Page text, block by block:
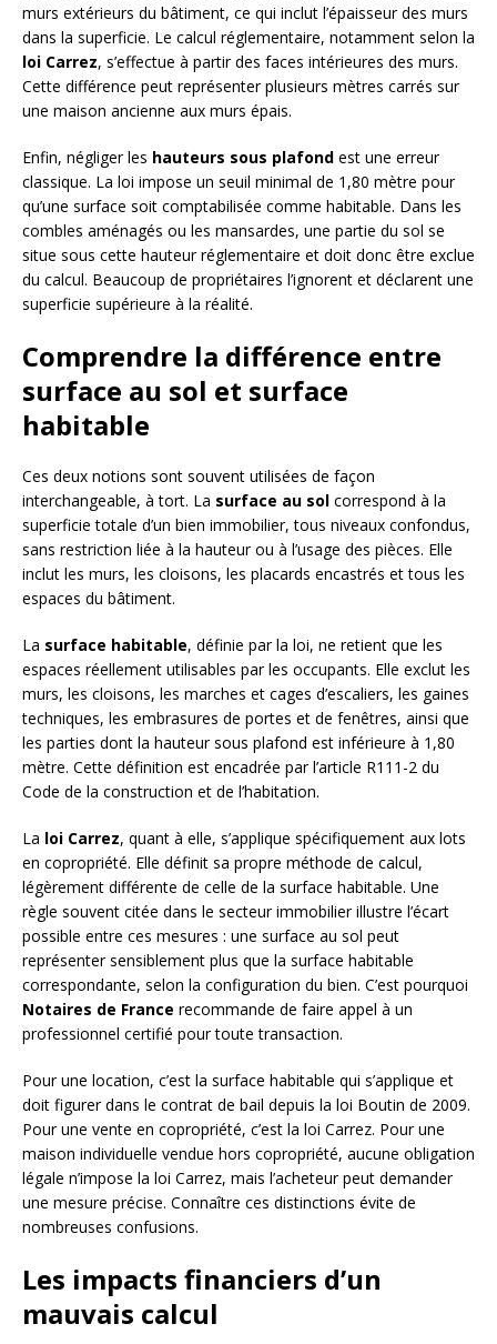
murs extérieurs du bâtiment, ce qui inclut l’épaisseur des murs
dans la superficie. Le calcul réglementaire, notamment selon la
loi Carrez, s’effectue à partir des faces intérieures des murs.
Cette différence peut représenter plusieurs mètres carrés sur
une maison ancienne aux murs épais.
Enfin, négliger les hauteurs sous plafond est une erreur
classique. La loi impose un seuil minimal de 1,80 mètre pour
qu’une surface soit comptabilisée comme habitable. Dans les
combles aménagés ou les mansardes, une partie du sol se
situe sous cette hauteur réglementaire et doit donc être exclue
du calcul. Beaucoup de propriétaires l’ignorent et déclarent une
superficie supérieure à la réalité.
Comprendre la différence entre
surface au sol et surface
habitable
Ces deux notions sont souvent utilisées de façon
interchangeable, à tort. La surface au sol correspond à la
superficie totale d’un bien immobilier, tous niveaux confondus,
sans restriction liée à la hauteur ou à l’usage des pièces. Elle
inclut les murs, les cloisons, les placards encastrés et tous les
espaces du bâtiment.
La surface habitable, définie par la loi, ne retient que les
espaces réellement utilisables par les occupants. Elle exclut les
murs, les cloisons, les marches et cages d’escaliers, les gaines
techniques, les embrasures de portes et de fenêtres, ainsi que
les parties dont la hauteur sous plafond est inférieure à 1,80
mètre. Cette définition est encadrée par l’article R111-2 du
Code de la construction et de l’habitation.
La loi Carrez, quant à elle, s’applique spécifiquement aux lots
en copropriété. Elle définit sa propre méthode de calcul,
légèrement différente de celle de la surface habitable. Une
règle souvent citée dans le secteur immobilier illustre l’écart
possible entre ces mesures : une surface au sol peut
représenter sensiblement plus que la surface habitable
correspondante, selon la configuration du bien. C’est pourquoi
Notaires de France recommande de faire appel à un
professionnel certifié pour toute transaction.
Pour une location, c’est la surface habitable qui s’applique et
doit figurer dans le contrat de bail depuis la loi Boutin de 2009.
Pour une vente en copropriété, c’est la loi Carrez. Pour une
maison individuelle vendue hors copropriété, aucune obligation
légale n’impose la loi Carrez, mais l’acheteur peut demander
une mesure précise. Connaître ces distinctions évite de
nombreuses confusions.
Les impacts financiers d’un
mauvais calcul